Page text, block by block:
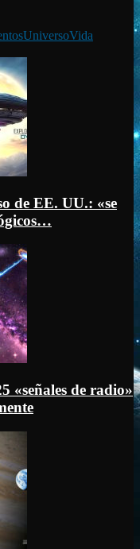
UniversoVida
de EE. UU.: «se
«señales de radio»